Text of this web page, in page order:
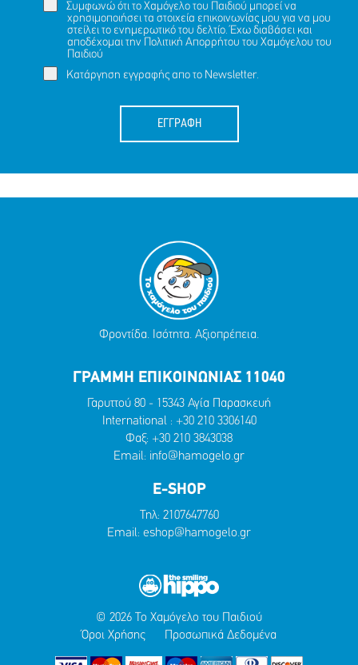
Συμφωνώ ότι το Χαμόγελο του Παιδιού μπορεί να
χρησιμοποιήσει τα στοιχεία επικοινωνίας μου για να μου
στείλει το ενημερωτικό του δελτίο. Έχω διαβάσει και
αποδέχομαι την Πολιτική Απορρήτου του Χαμόγελου του
Παιδιού
Κατάργηση εγγραφής απο το Newsletter.
ΕΓΓΡΑΦΗ
Φροντίδα. Ισότητα. Αξιοπρέπεια.
ΓΡΑΜΜΗ ΕΠΙΚΟΙΝΩΝΙΑΣ 11040
Γαρυττού 80 - 15343 Αγία Παρασκευή
International : +30 210 3306140
Φαξ: +30 210 3843038
Email: info@hamogelo.gr
E-SHOP
Τηλ: 2107647760
Email: eshop@hamogelo.gr
© 2026 Το Χαμόγελο του Παιδιού
Όροι Χρήσης
Προσωπικά Δεδομένα